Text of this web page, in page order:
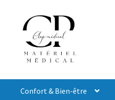
Confort & Bien-être